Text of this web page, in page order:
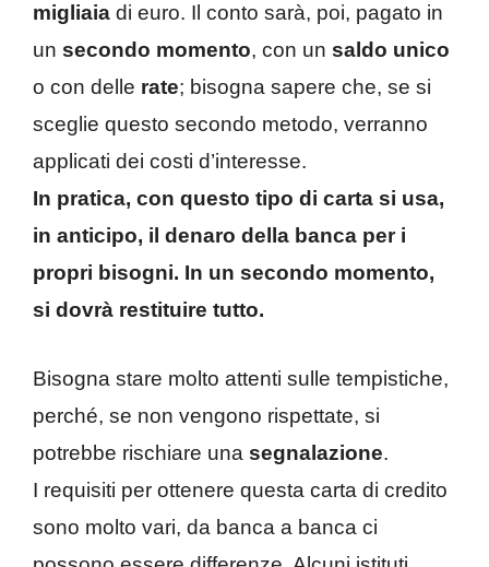
migliaia di euro. Il conto sarà, poi, pagato in
un secondo momento, con un saldo unico
o con delle rate; bisogna sapere che, se si
sceglie questo secondo metodo, verranno
applicati dei costi d’interesse.
In pratica, con questo tipo di carta si usa,
in anticipo, il denaro della banca per i
propri bisogni. In un secondo momento,
si dovrà restituire tutto.
Bisogna stare molto attenti sulle tempistiche,
perché, se non vengono rispettate, si
potrebbe rischiare una segnalazione.
I requisiti per ottenere questa carta di credito
sono molto vari, da banca a banca ci